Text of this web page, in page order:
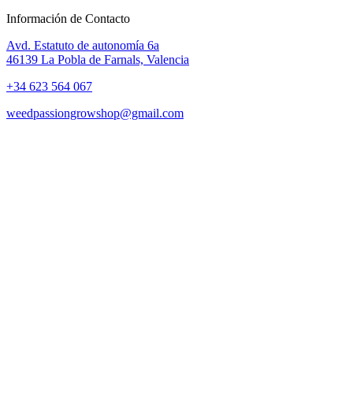
Información de Contacto
Avd. Estatuto de autonomía 6a
46139 La Pobla de Farnals, Valencia
+34 623 564 067
weedpassiongrowshop@gmail.com